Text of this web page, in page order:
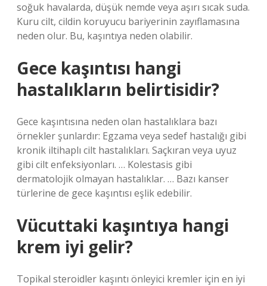
soğuk havalarda, düşük nemde veya aşırı sıcak suda.
Kuru cilt, cildin koruyucu bariyerinin zayıflamasına
neden olur. Bu, kaşıntıya neden olabilir.
Gece kaşıntısı hangi
hastalıkların belirtisidir?
Gece kaşıntısına neden olan hastalıklara bazı
örnekler şunlardır: Egzama veya sedef hastalığı gibi
kronik iltihaplı cilt hastalıkları. Saçkıran veya uyuz
gibi cilt enfeksiyonları. … Kolestasis gibi
dermatolojik olmayan hastalıklar. … Bazı kanser
türlerine de gece kaşıntısı eşlik edebilir.
Vücuttaki kaşıntıya hangi
krem iyi gelir?
Topikal steroidler kaşıntı önleyici kremler için en iyi